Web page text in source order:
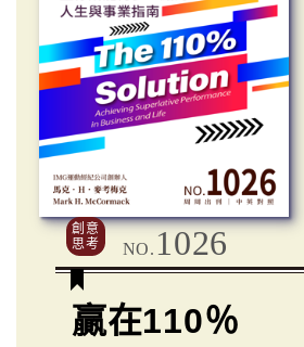
創意
思考
NO. 1026
贏在110％